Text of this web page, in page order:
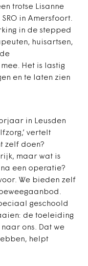
trotse Lisanne
in Amersfoort.
in de stepped
huisartsen,
Het is lastig
en te laten zien
in Leusden
vertelt
zelf doen?
maar wat is
een operatie?
We bieden zelf
geschoold
de toeleiding
ons. Dat we
helpt